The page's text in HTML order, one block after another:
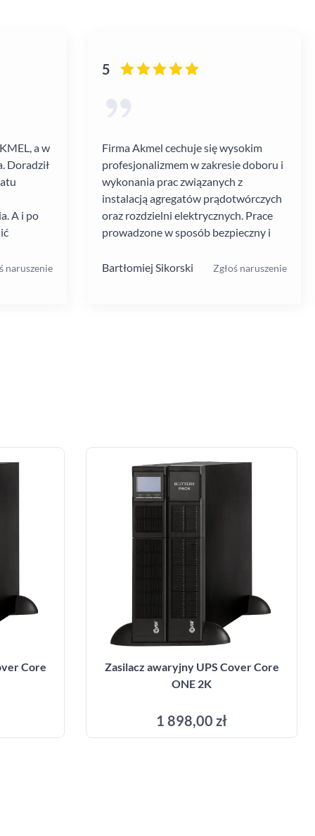
a w
Doradził
A i po
naruszenie
5
Firma Akmel cechuje się wysokim
profesjonalizmem w zakresie doboru i
wykonania prac związanych z
instalacją agregatów prądotwórczych
oraz rozdzielni elektrycznych. Prace
prowadzone w sposób bezpieczny i
Jakość i rodzaj stosowanych
Bartłomiej Sikorski Zgłoś naruszenie
Core
Zasilacz awaryjny UPS Cover Core
ONE 2K
1 898,00 zł